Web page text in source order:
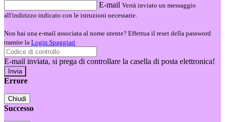
E-mail Verrà inviato un messaggio
all'indirizzo indicato con le istruzioni necessarie.
Non hai una e-mail associata al nome utente? Effettua il reset della password
tramite la Login Spaggiari
E-mail inviata, si prega di controllare la casella di posta elettronica!
Errore
Chiudi
Successo